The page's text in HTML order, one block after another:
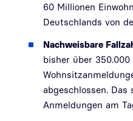
60 Millionen
Deutschlands von
Nachweisbare
bisher über
abgeschlossen.
Anmeldungen am